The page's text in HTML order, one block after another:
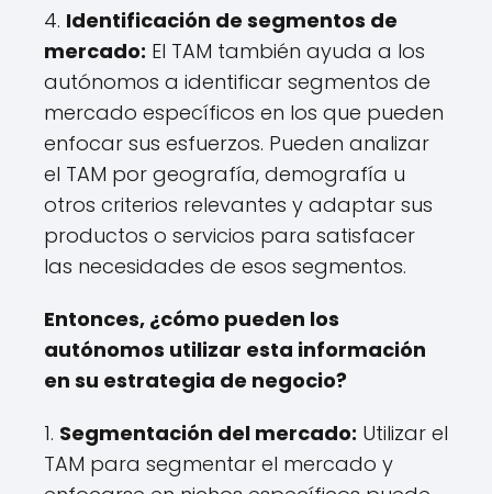
4. Identificación de segmentos de
mercado: El TAM también ayuda a los
autónomos a identificar segmentos de
mercado específicos en los que pueden
enfocar sus esfuerzos. Pueden analizar
el TAM por geografía, demografía u
otros criterios relevantes y adaptar sus
productos o servicios para satisfacer
las necesidades de esos segmentos.
Entonces, ¿cómo pueden los
autónomos utilizar esta información
en su estrategia de negocio?
1. Segmentación del mercado: Utilizar el
TAM para segmentar el mercado y